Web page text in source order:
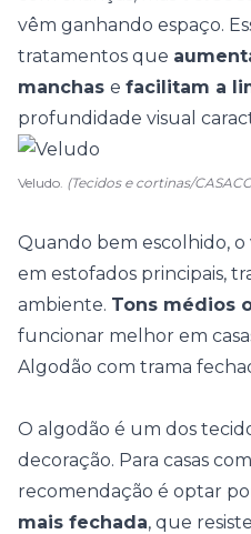
vêm ganhando espaço.
tratamentos que
manchas e facilitam a
profundidade visual
Veludo. (Tecidos e cortinas/
Quando bem escolhido,
em estofados principais,
ambiente. Tons médios
funcionar melhor em
Algodão com trama
O algodão é um dos
decoração. Para casas
recomendação é optar
mais fechada, que